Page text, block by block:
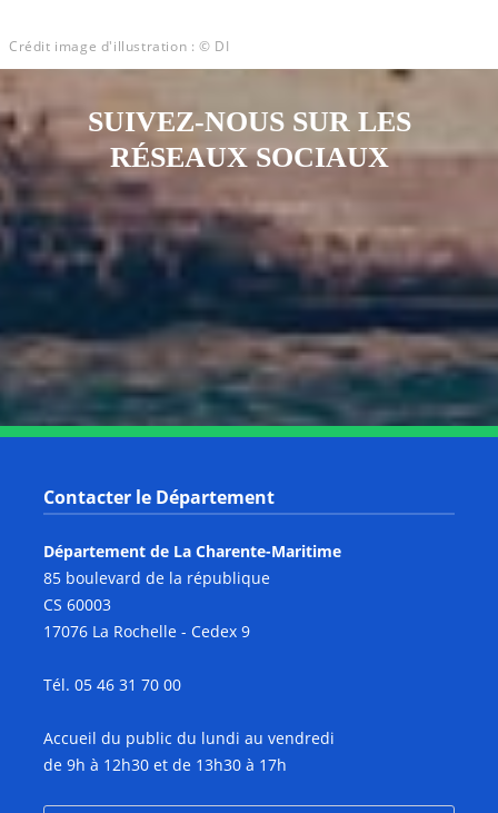
Crédit image d'illustration : © DI
SUIVEZ-NOUS SUR LES
RÉSEAUX SOCIAUX
Notre page Instagram
Notre page Facebook
Notre page XNotre page Tiktok
Notre page
Notre page Youtube
Contacter le Département
Département de La Charente-Maritime
85 boulevard de la république
CS 60003
17076 La Rochelle - Cedex 9
Tél. 05 46 31 70 00
Accueil du public du lundi au vendredi
de 9h à 12h30 et de 13h30 à 17h